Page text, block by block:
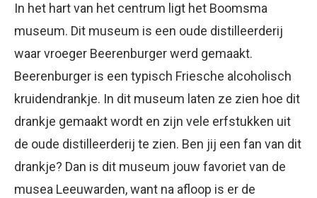
In het hart van het centrum ligt het Boomsma
museum. Dit museum is een oude distilleerderij
waar vroeger Beerenburger werd gemaakt.
Beerenburger is een typisch Friesche alcoholisch
kruidendrankje. In dit museum laten ze zien hoe dit
drankje gemaakt wordt en zijn vele erfstukken uit
de oude distilleerderij te zien. Ben jij een fan van dit
drankje? Dan is dit museum jouw favoriet van de
musea Leeuwarden, want na afloop is er de